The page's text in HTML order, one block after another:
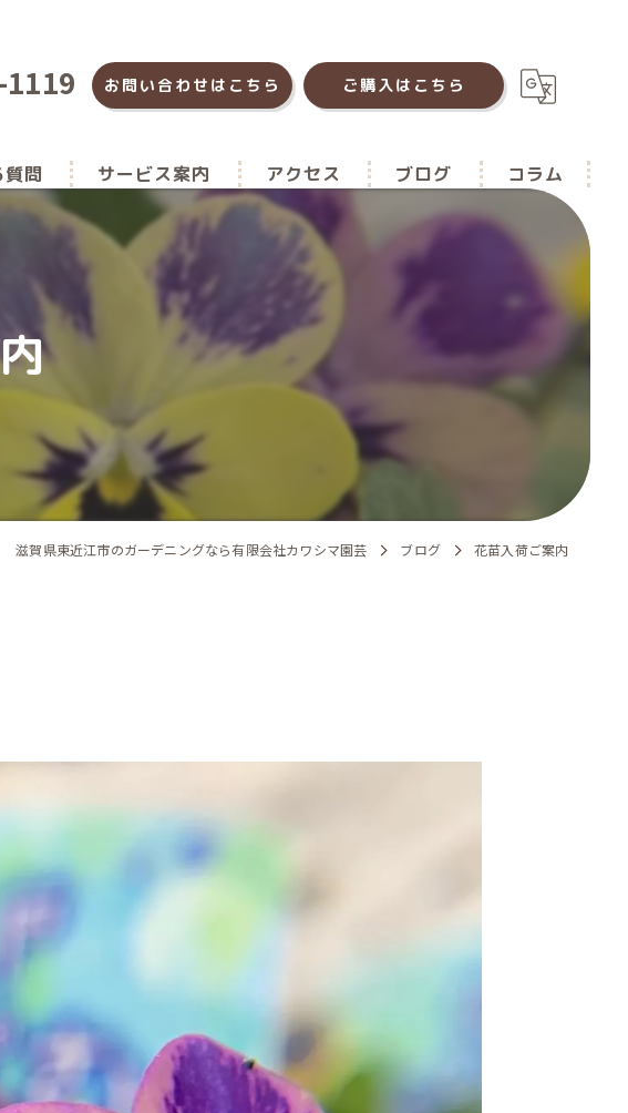
お問い合わせはこちら ご購入はこちら
質問 サービス案内
家庭菜園
アクセス ブログ コラム
滋賀県東近江市のガーデニングなら有限会社カワシマ園芸 ブログ 花苗入荷ご案内